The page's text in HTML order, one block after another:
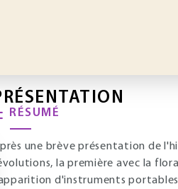
RÉSUMÉ
une brève présentation de
la première avec la
d'instruments portables